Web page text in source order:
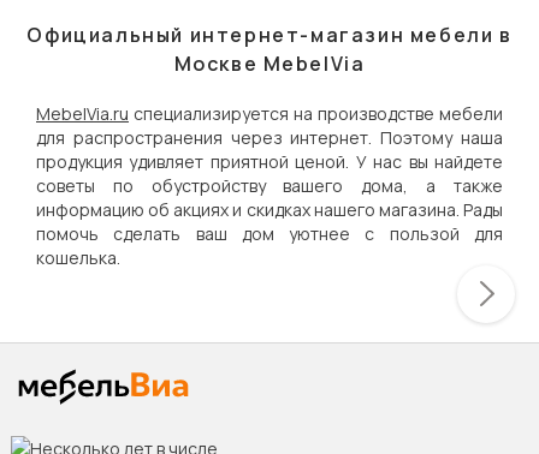
Официальный интернет-магазин мебели в
Москве MebelVia
MebelVia.ru специализируется на производстве мебели
для распространения через интернет. Поэтому наша
продукция удивляет приятной ценой. У нас вы найдете
советы по обустройству вашего дома, а также
информацию об акциях и скидках нашего магазина. Рады
помочь сделать ваш дом уютнее с пользой для
кошелька.